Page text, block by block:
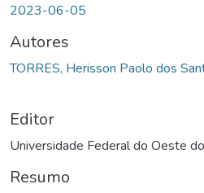
2023-06-05
Autores
TORRES, Herisson Paolo dos
Editor
Universidade Federal do Oeste
Resumo